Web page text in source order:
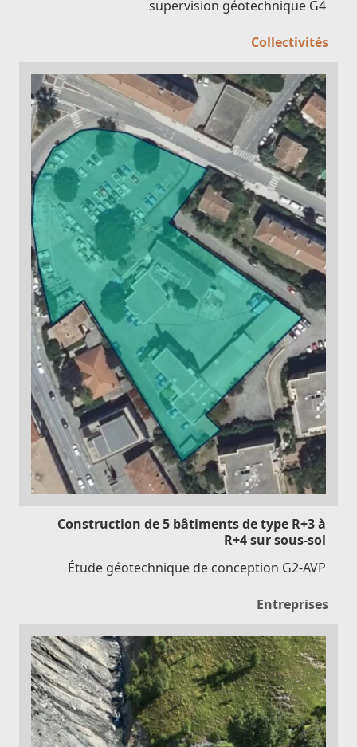
supervision géotechnique G4
Collectivités
Construction de 5 bâtiments de type R+3 à
R+4 sur sous-sol
Étude géotechnique de conception G2-AVP
Entreprises